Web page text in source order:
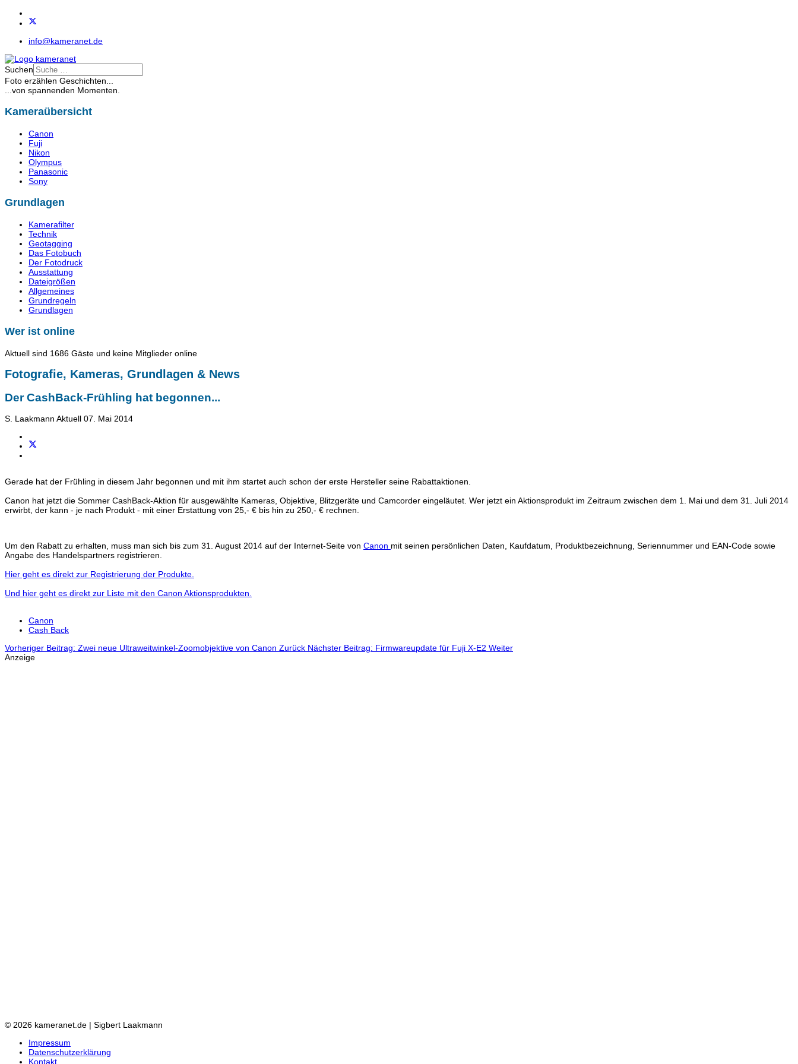
info@kameranet.de
Suchen
Foto erzählen Geschichten...
...von spannenden Momenten.
Kameraübersicht
Canon
Fuji
Nikon
Olympus
Panasonic
Sony
Grundlagen
Kamerafilter
Technik
Geotagging
Das Fotobuch
Der Fotodruck
Ausstattung
Dateigrößen
Allgemeines
Grundregeln
Grundlagen
Wer ist online
Aktuell sind 1686 Gäste und keine Mitglieder online
Fotografie, Kameras, Grundlagen & News
Der CashBack-Frühling hat begonnen...
S. Laakmann Aktuell 07. Mai 2014
Gerade hat der Frühling in diesem Jahr begonnen und mit ihm startet auch schon der erste Hersteller seine Rabattaktionen.
Canon hat jetzt die Sommer CashBack-Aktion für ausgewählte Kameras, Objektive, Blitzgeräte und Camcorder eingeläutet. Wer jetzt ein Aktionsprodukt im Zeitraum zwischen dem 1. Mai und dem 31. Juli 2014
erwirbt, der kann - je nach Produkt - mit einer Erstattung von 25,- € bis hin zu 250,- € rechnen.
Um den Rabatt zu erhalten, muss man sich bis zum 31. August 2014 auf der Internet-Seite von Canon mit seinen persönlichen Daten, Kaufdatum, Produktbezeichnung, Seriennummer und EAN-Code sowie
Angabe des Handelspartners registrieren.
Hier geht es direkt zur Registrierung der Produkte.
Und hier geht es direkt zur Liste mit den Canon Aktionsprodukten.
Canon
Cash Back
Vorheriger Beitrag: Zwei neue Ultraweitwinkel-Zoomobjektive von Canon Zurück Nächster Beitrag: Firmwareupdate für Fuji X-E2 Weiter
Anzeige
© 2026 kameranet.de | Sigbert Laakmann
Impressum
Datenschutzerklärung
Kontakt